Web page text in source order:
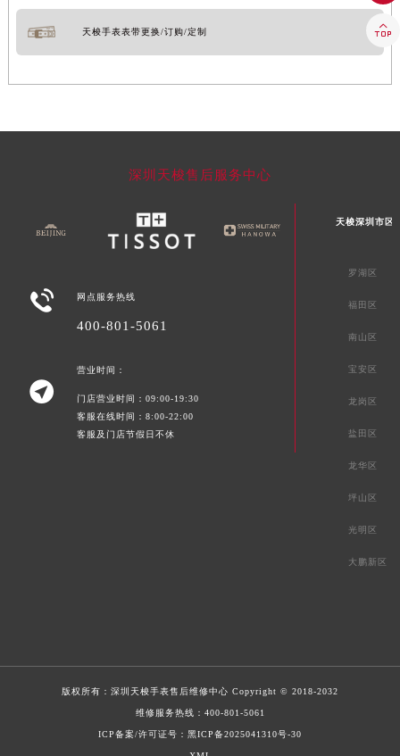
天梭手表表带更换/订购/定制
深圳天梭售后服务中心
 网点服务热线
400-801-5061

营业时间：
门店营业时间：09:00-19:30
客服在线时间：8:00-22:00
客服及门店节假日不休
天梭深圳市区
罗湖区
福田区
南山区
宝安区
龙岗区
盐田区
龙华区
坪山区
光明区
大鹏新区
版权所有： 深圳天梭手表售后维修中心 Copyright © 2018-2032
维修服务热线： 400-801-5061
ICP备案/许可证号：黑ICP备2025041310号-30
